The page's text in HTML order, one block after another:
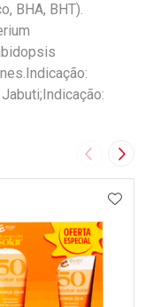
BHA, BHT).
Imagem
FAVORITOS